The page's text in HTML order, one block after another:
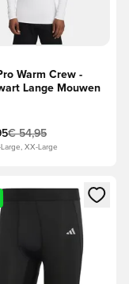
Warm Crew -
Lange Mouwen
€ 54,95
XX-Large
je aan te melden als
een venster om in te